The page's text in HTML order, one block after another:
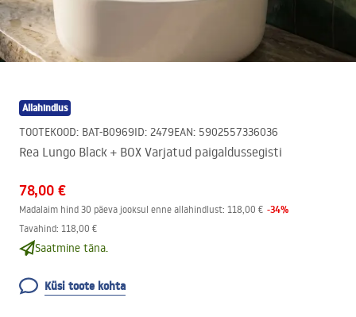
Allahindlus
TOOTEKOOD: BAT-B0969ID: 2479EAN: 5902557336036
Rea Lungo Black + BOX Varjatud paigaldussegisti
78,00 €
Madalaim hind 30 päeva jooksul enne allahindlust: 118,00 € -34%
Tavahind: 118,00 €
Saatmine täna.
Küsi toote kohta